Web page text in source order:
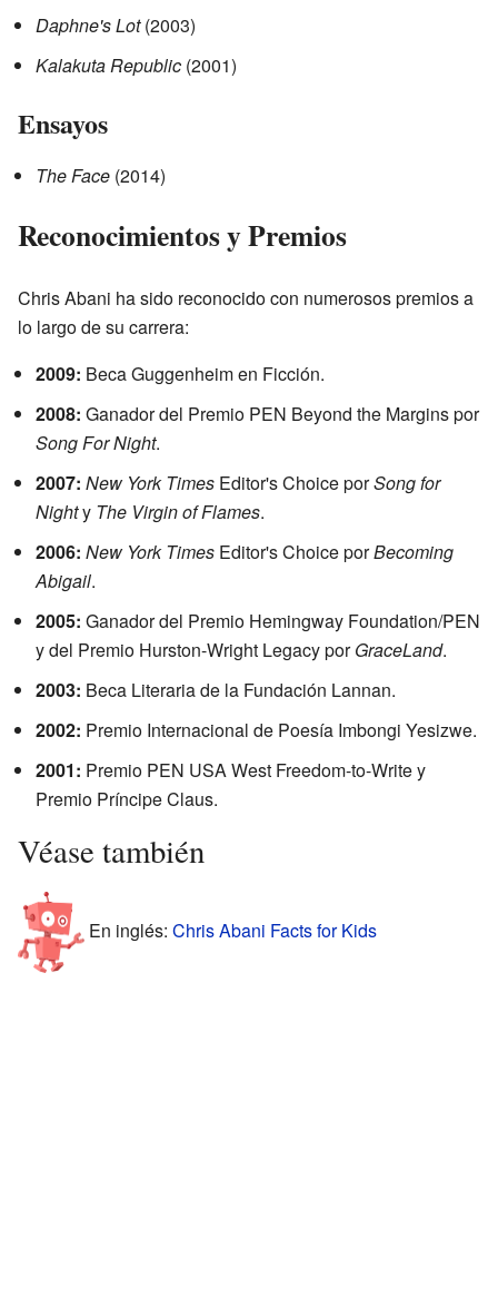
Daphne's Lot(2003)
Kalakuta Republic (2001)
Ensayos
The Face (2014)
Reconocimientos y Premios
Chris Abani ha sido reconocido con numerosos premios a
lo largo de su carrera:
2009: Beca Guggenheim en Ficción.
2008: Ganador del Premio PEN Beyond the Margins por
Song For Night.
2007: New York Times Editor's Choice porSong for
Nighty The Virgin of Flames.
2006: New York Times Editor's Choice porBecoming
Abigail.
2005: Ganador del Premio Hemingway Foundation/PEN
y del Premio Hurston-Wright Legacy porGraceLand.
2003: Beca Literaria de la Fundación Lannan.
2002: Premio Internacional de Poesía Imbongi Yesizwe.
2001: Premio PEN USA West Freedom-to-Write y
Premio Príncipe Claus.
Véase también
En inglés: Chris Abani Facts for Kids